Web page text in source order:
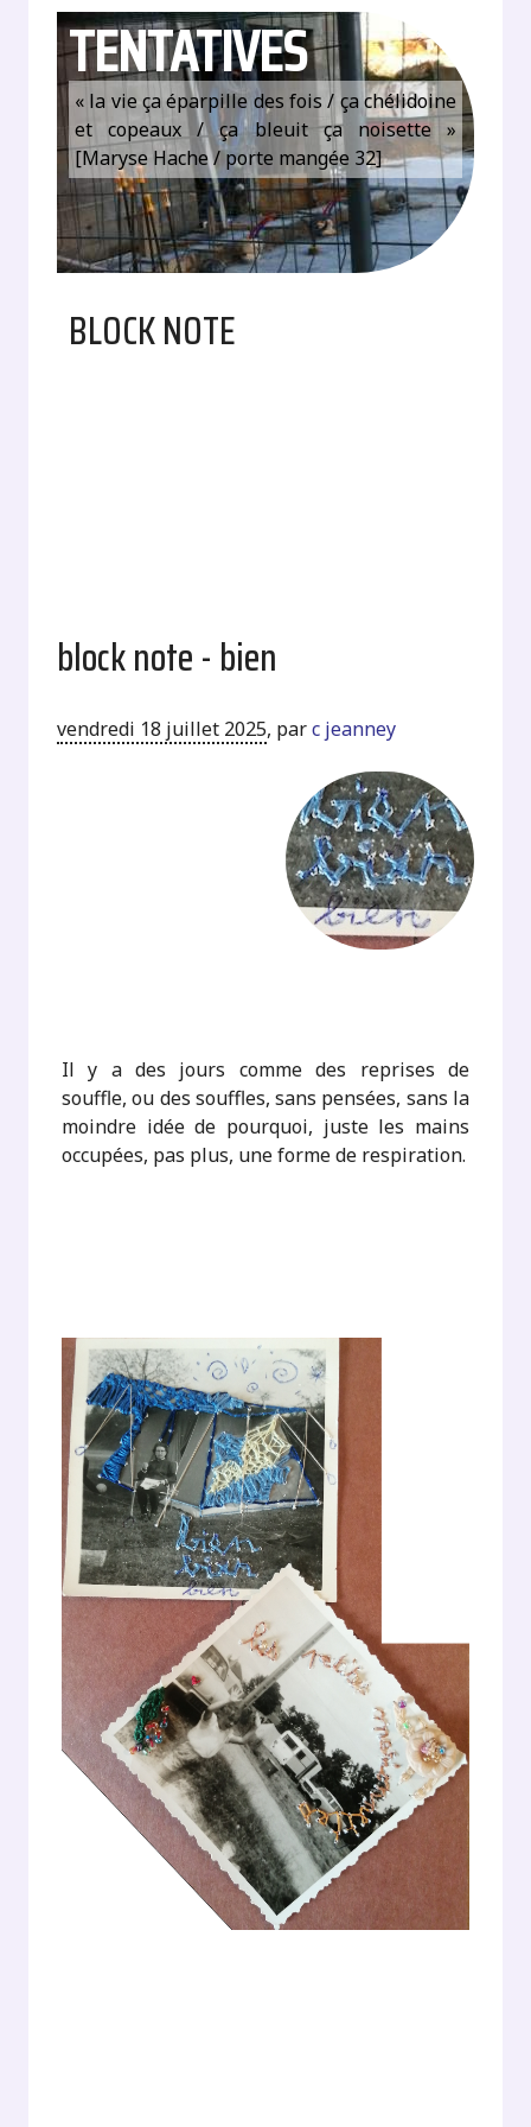
TENTATIVES
« la vie ça éparpille des fois / ça chélidoine
et copeaux / ça bleuit ça noisette »
[Maryse Hache / porte mangée 32]
BLOCK NOTE
block note - bien
vendredi 18 juillet 2025, parc jeanney
Il y a des jours comme des reprises de
souffle, ou des souffles, sans pensées, sans la
moindre idée de pourquoi, juste les mains
occupées, pas plus, une forme de respiration.